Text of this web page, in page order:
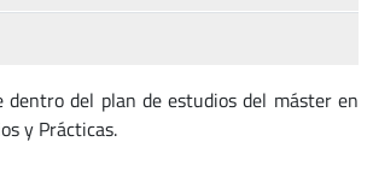
dentro del plan de estudios del máster en
y Prácticas.